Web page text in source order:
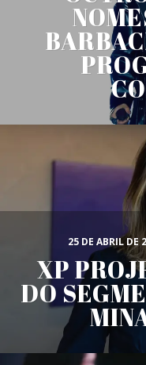
25 DE ABRIL DE
XP
DO